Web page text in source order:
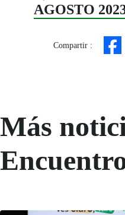
AGOSTO
Compartir :
Más